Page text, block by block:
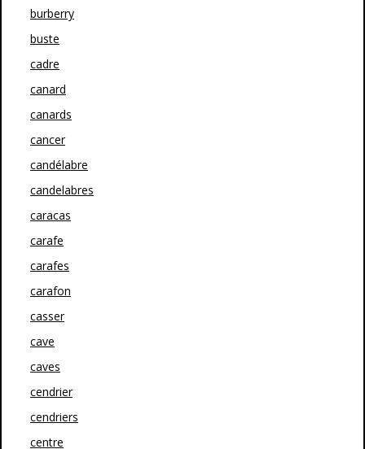
burberry
buste
cadre
canard
canards
cancer
candélabre
candelabres
caracas
carafe
carafes
carafon
casser
cave
caves
cendrier
cendriers
centre